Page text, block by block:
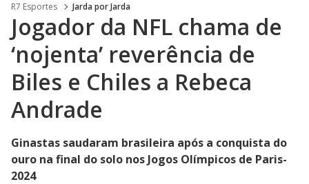
R7 Esportes Jarda por Jarda
Jogador da NFL chama de
‘nojenta’ reverência de
Biles e Chiles a Rebeca
Andrade
Ginastas saudaram brasileira após a conquista do
ouro na final do solo nos Jogos Olímpicos de Paris-
2024